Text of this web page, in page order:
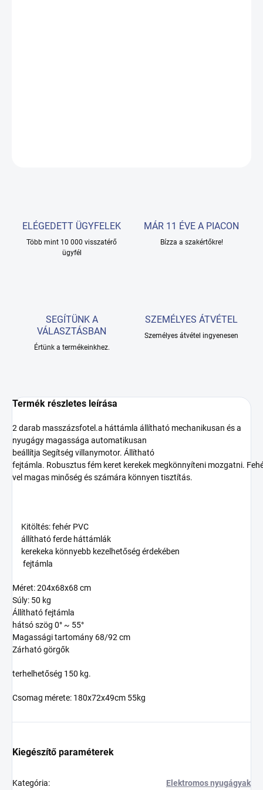
ELÉGEDETT ÜGYFELEK
Több mint 10 000 visszatérő
ügyfél
MÁR 11 ÉVE A PIACON
Bízza a szakértőkre!
SEGÍTÜNK A
VÁLASZTÁSBAN
Értünk a termékeinkhez.
SZEMÉLYES ÁTVÉTEL
Személyes átvétel ingyenesen
Termék részletes leírása
2 darab masszázsfotel .a háttámla állítható mechanikusan ésa
nyugágy magassága automatikusan
beállítja Segítség villanymotor. Állítható
fejtámla. Robusztusfém keret kerekek megkönnyíteni mozgatni.
vel magas minőség ésszámára könnyen tisztítás.
Kitöltés: fehér PVC
állíthatóferde háttámlák
kerekeka könnyebb kezelhetőség érdekében
fejtámla
Méret: 204x68x68 cm
Súly: 50 kg
Állítható fejtámla
hátsó szög 0° ~ 55°
Magassági tartomány 68/92 cm
Zárható görgők
terhelhetőség 150 kg.
Csomag mérete: 180x72x49cm 55kg
Kiegészítő paraméterek
Kategória: Elektromos nyugágyak